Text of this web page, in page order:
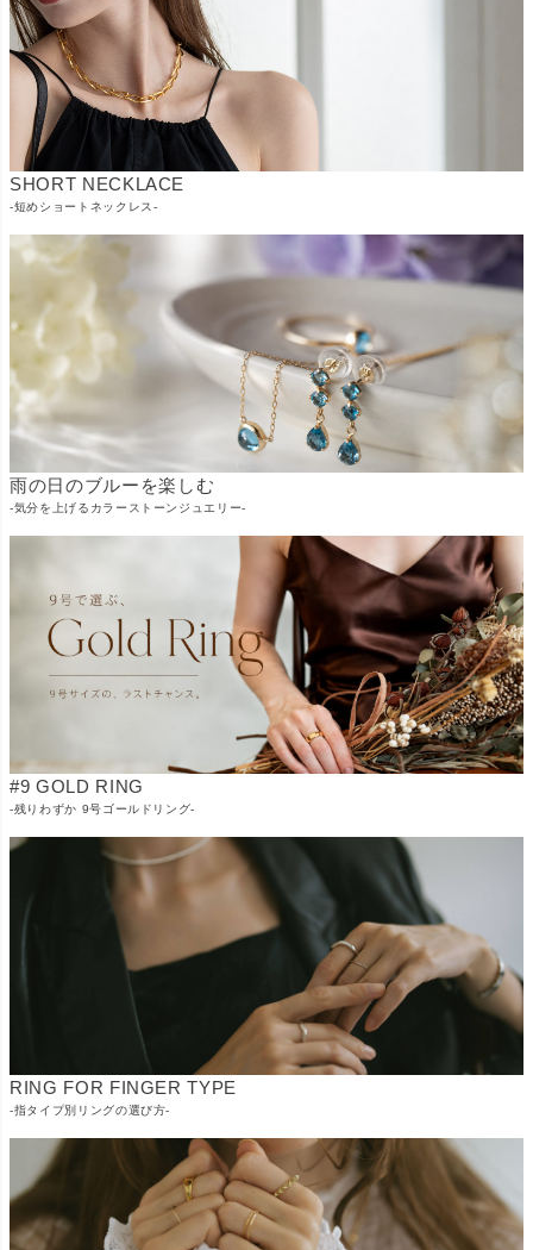
SHORT NECKLACE
-短めショートネックレス-
雨の日のブルーを楽しむ
-気分を上げるカラーストーンジュエリー-
#9 GOLD RING
-残りわずか 9号ゴールドリング-
RING FOR FINGER TYPE
-指タイプ別リングの選び方-